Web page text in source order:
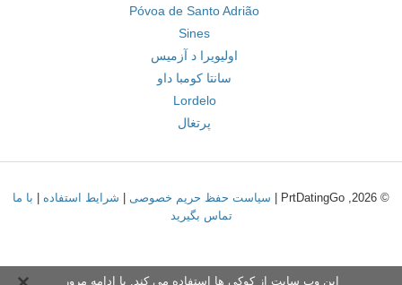
Póvoa de Santo Adrião
Sines
اولیویرا د آزمیس
سانتا کومبا داو
Lordelo
پرتغال
© 2026, PrtDatingGo | سیاست حفظ حریم خصوصی شرایط استفاده
با ما
تماس بگیرید
این وب سایت از کوکی ها استفاده می کند. با ادامه مرور